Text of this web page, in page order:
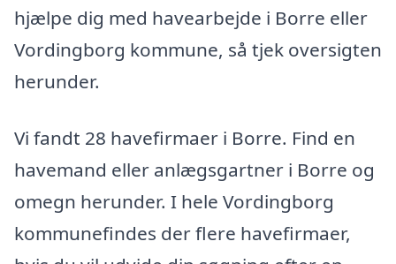
hjælpe dig med havearbejde i Borre eller
Vordingborg kommune, så tjek oversigten
herunder.
Vi fandt 28 havefirmaer i Borre. Find en
havemand eller anlægsgartner i Borre og
omegn herunder. I hele Vordingborg
kommunefindes der flere havefirmaer,